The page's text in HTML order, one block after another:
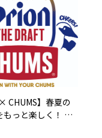
× CHUMS】春夏の
もっと楽しく！ 今
ンゴ礁保全をテ